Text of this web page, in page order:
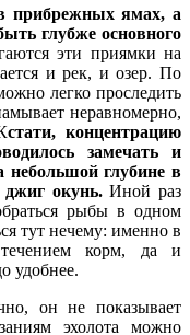
прибрежных ямах, а
глубже основного
эти приямки на
и рек, и озер. По
легко проследить
неравномерно,
стати, концентрацию
замечать и
небольшой глубине в
джиг окунь.Иной раз
рыбы в одном
тут нечему: именно в
течением корм, да и
удобнее.
он не показывает
эхолота можно